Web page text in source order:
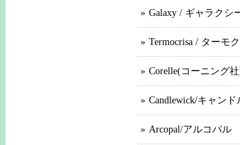
Galaxy / ギャラクシ
Termocrisa / ターモ
Corelle(コーニング
Candlewick/キャンド
Arcopal/アルコパル